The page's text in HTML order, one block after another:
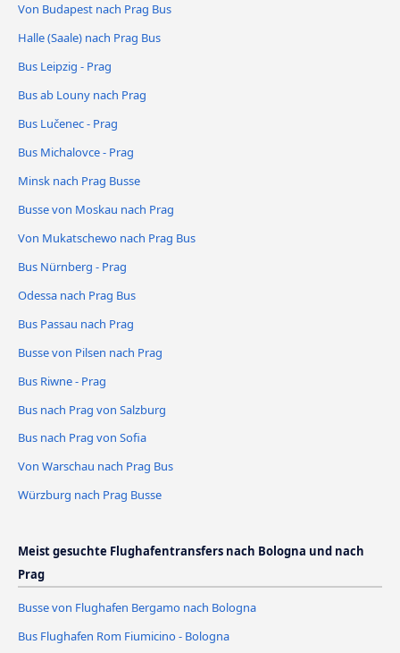
Von Budapest nach Prag Bus
Halle (Saale) nach Prag Bus
Bus Leipzig - Prag
Bus ab Louny nach Prag
Bus Lučenec - Prag
Bus Michalovce - Prag
Minsk nach Prag Busse
Busse von Moskau nach Prag
Von Mukatschewo nach Prag Bus
Bus Nürnberg - Prag
Odessa nach Prag Bus
Bus Passau nach Prag
Busse von Pilsen nach Prag
Bus Riwne - Prag
Bus nach Prag von Salzburg
Bus nach Prag von Sofia
Von Warschau nach Prag Bus
Würzburg nach Prag Busse
Meist gesuchte Flughafentransfers nach Bologna und nach
Prag
Busse von Flughafen Bergamo nach Bologna
Bus Flughafen Rom Fiumicino - Bologna